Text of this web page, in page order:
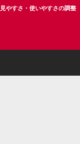
見やすさ・使いやすさの調整